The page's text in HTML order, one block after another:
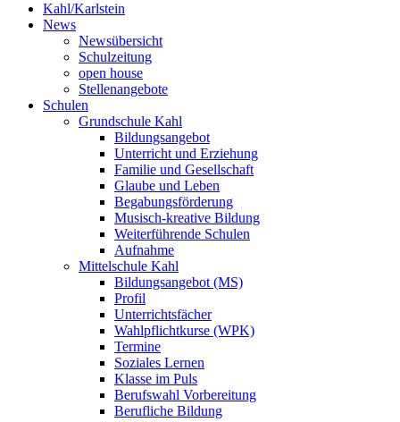
Kahl/Karlstein
News
Newsübersicht
Schulzeitung
open house
Stellenangebote
Schulen
Grundschule Kahl
Bildungsangebot
Unterricht und Erziehung
Familie und Gesellschaft
Glaube und Leben
Begabungsförderung
Musisch-kreative Bildung
Weiterführende Schulen
Aufnahme
Mittelschule Kahl
Bildungsangebot (MS)
Profil
Unterrichtsfächer
Wahlpflichtkurse (WPK)
Termine
Soziales Lernen
Klasse im Puls
Berufswahl Vorbereitung
Berufliche Bildung